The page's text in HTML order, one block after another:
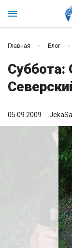
menu
Главная Блог
Суббота:
05.09.2009